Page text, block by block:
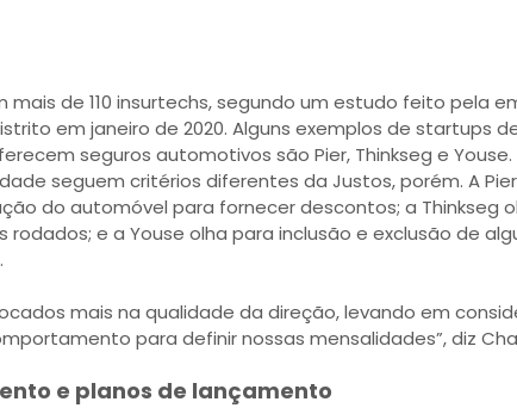
mais de 110 insurtechs, segundo um estudo feito pela
em janeiro de 2020. Alguns exemplos de startups
seguros automotivos são Pier, Thinkseg e Youse.
seguem critérios diferentes da Justos, porém. A
do automóvel para fornecer descontos; a Thinkseg
rodados; e a Youse olha para inclusão e exclusão de
mais na qualidade da direção, levando em
para definir nossas mensalidades”, diz
e planos de lançamento